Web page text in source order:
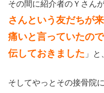
その間に紹介者のＹさん
さんという友だちが
痛いと言っていたの
伝しておきました 」
そしてやっとその接骨院